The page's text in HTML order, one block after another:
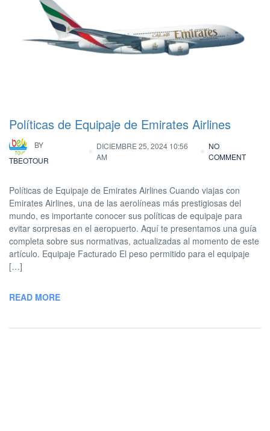
Políticas de Equipaje de Emirates Airlines
BY
TBEOTOUR
DICIEMBRE 25, 2024 10:56
AM
NO
COMMENT
Políticas de Equipaje de Emirates Airlines Cuando viajas con
Emirates Airlines, una de las aerolíneas más prestigiosas del
mundo, es importante conocer sus políticas de equipaje para
evitar sorpresas en el aeropuerto. Aquí te presentamos una guía
completa sobre sus normativas, actualizadas al momento de este
artículo. Equipaje Facturado El peso permitido para el equipaje
[…]
READ MORE